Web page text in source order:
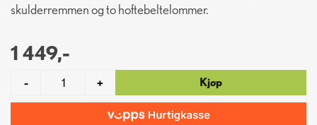
skulderremmen og to hoftebeltelommer.
1 449,-
- + Kjøp